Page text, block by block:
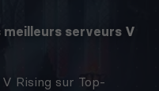
meilleurs serveurs V
Rising sur Top-